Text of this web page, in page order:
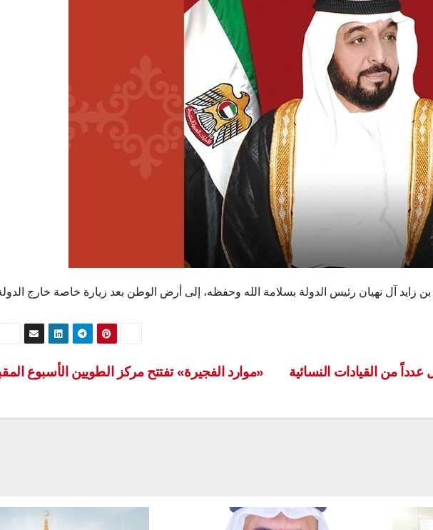
زايد آل نهيان رئيس الدولة بسلامة الله وحفظه، إلى أرض الوطن بعد زيارة خاصة خارج
«موارد الفجيرة» تفتتح مركز الطويين الأسبوع من القيادات النسائية